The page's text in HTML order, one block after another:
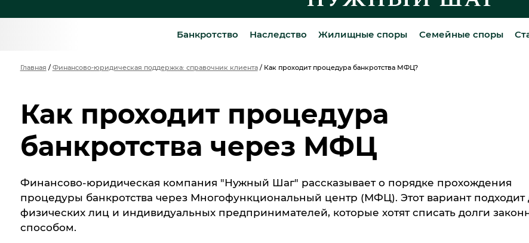
Банкротство Наследство Жилищные споры Семейные споры
Главная / Финансово-юридическая поддержка: справочник клиента/ Как проходит процедура банкротства МФЦ?
Как проходит процедура
банкротства через МФЦ
Финансово-юридическая компания "Нужный Шаг" рассказывает о порядке прохождения
процедуры банкротства через Многофункциональный центр (МФЦ). Этот вариант подходит
физических лиц и индивидуальных предпринимателей, которые хотят списать долги
способом.